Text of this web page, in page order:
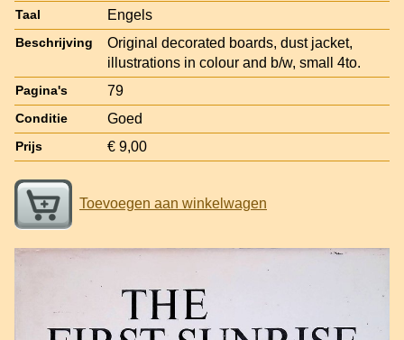
Taal Engels
Beschrijving
Original decorated boards, dust jacket,
illustrations in colour and b/w, small 4to.
Pagina's 79
Conditie Goed
Prijs € 9,00
Toevoegen aan winkelwagen